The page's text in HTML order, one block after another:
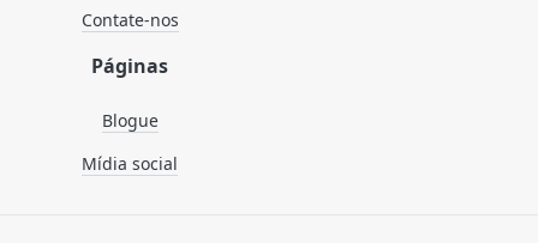
Contate-nos
Páginas
Blogue
Mídia social